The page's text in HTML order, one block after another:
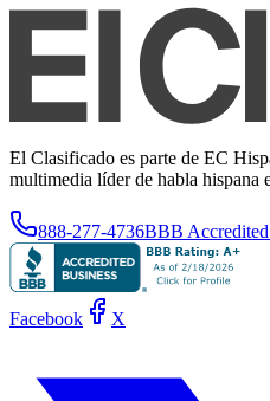
El Clasificado es parte de EC
multimedia líder de habla hispana
888-277-4736BBB Accredited
Facebook X